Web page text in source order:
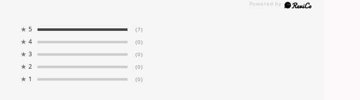
★ 5 (7)
★ 4 (0)
★ 3 (0)
★ 2 (0)
★ 1 (0)